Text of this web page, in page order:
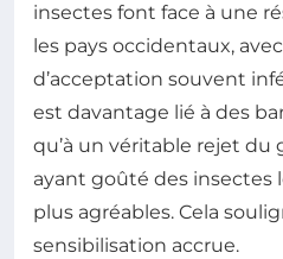
insectes font face à une
les pays occidentaux,
d’acceptation souvent
est davantage lié à des
qu’à un véritable rejet du
ayant goûté des insectes
plus agréables. Cela
sensibilisation accrue.